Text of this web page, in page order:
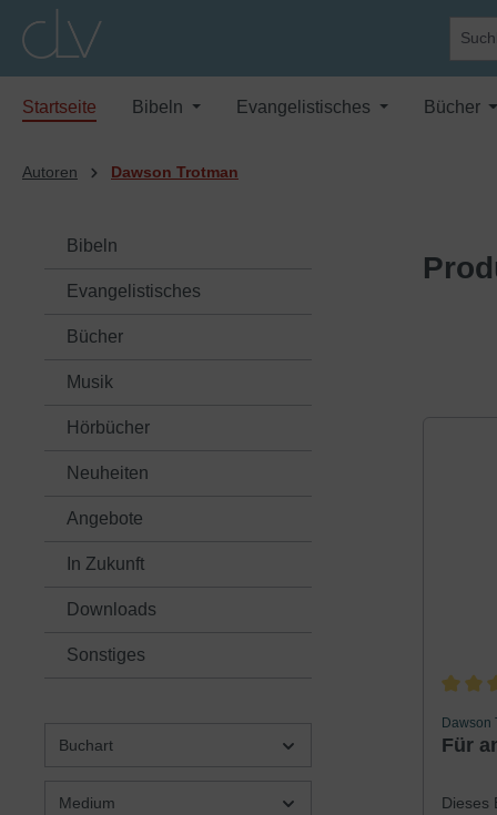
Zur Hauptnavigation springen
Startseite Bibeln Evangelistisches Bücher
Autoren Dawson Trotman
Bibeln
Evangelistisches
Bücher
Musik
Hörbücher
Neuheiten
Angebote
In Zukunft
Downloads
Sonstiges
Buchart
Medium
Dawson
Für
Dieses